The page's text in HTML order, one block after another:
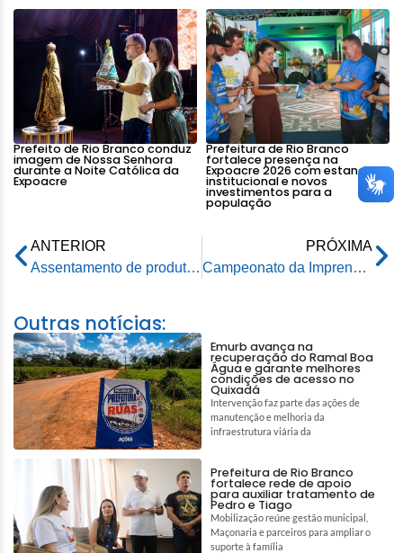
Prefeito de Rio Branco conduz
imagem de Nossa Senhora
durante a Noite Católica da
Expoacre
Prefeitura de Rio Branco
fortalece presença na
Expoacre 2026 com estande
institucional e novos
investimentos para a
população
ANTERIOR
Assentamento de produtores do Baixa Verde recebe da Prefeitura de Rio Branco piçarramento em dez ramais
PRÓXIMA
Campeonato da Imprensa: Assecom da prefeitura supera Jornal Opinião e jogará final no próximo domingo
Outras notícias:
Emurb avança na
recuperação do Ramal Boa
Água e garante melhores
condições de acesso no
Quixadá
Intervenção faz parte das ações de
manutenção e melhoria da
infraestrutura viária da
Prefeitura de Rio Branco
fortalece rede de apoio
para auxiliar tratamento de
Pedro e Tiago
Mobilização reúne gestão municipal,
Maçonaria e parceiros para ampliar o
suporte à família